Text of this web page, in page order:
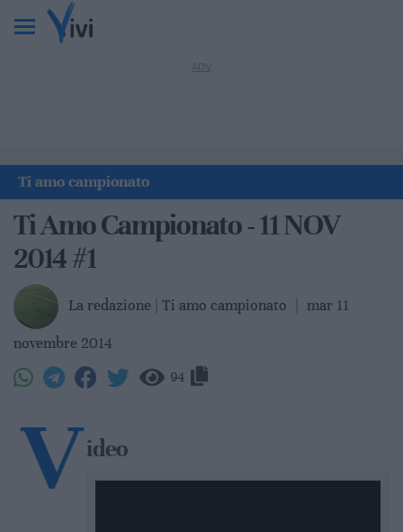
Ti amo campionato
Ti Amo Campionato - 11 NOV
2014 #1
La redazione | Ti amo campionato mar 11
novembre 2014
94
V ideo